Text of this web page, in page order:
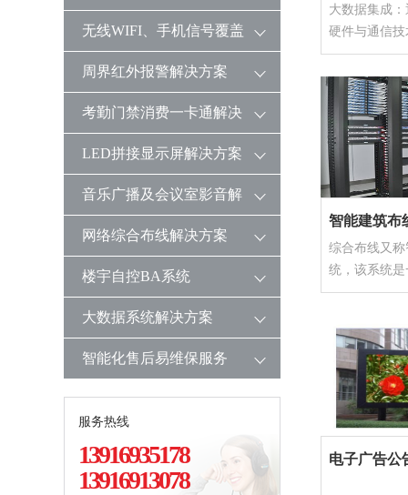
无线WIFI、手机信号覆盖
解决方案
周界红外报警解决方案
考勤门禁消费一卡通解决
方案
LED拼接显示屏解决方案
音乐广播及会议室影音解
决方案
网络综合布线解决方案
楼宇自控BA系统
大数据系统解决方案
智能化售后易维保服务
服务热线
13916935178
13916913078
大数据集成
硬件与通信
解决信息处
的各个部分
的系统，集
之间能彼此
作，以发挥
优化的目的。
大数据按照
入、数据处
可视化等。
所以大数据
相关的子系
智能建筑布
综合布线又
统，该系统
全系列产品
化、电力、
结合起来。
设计，以实
易于扩充、
系统。
电子广告公